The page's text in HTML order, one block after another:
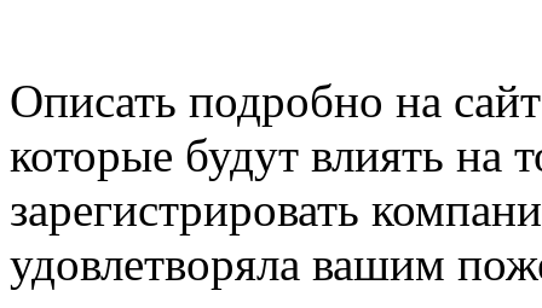
Описать подробно на
которые будут влиять на
зарегистрировать
удовлетворяла вашим